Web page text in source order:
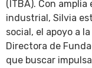
(ITBA). Con
industrial, Silvia
social, el apoyo a
Directora de
que buscar